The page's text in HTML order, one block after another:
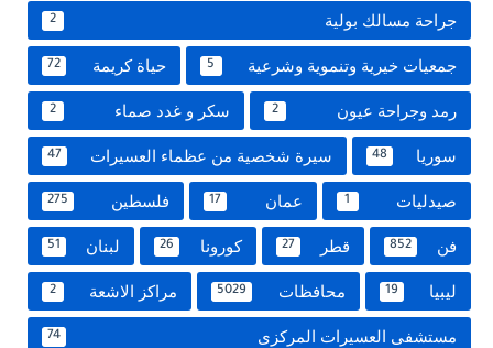
جراحة مسالك بولية 2
جمعيات خيرية وتنموية وشرعية 5 حياة كريمة 72
رمد وجراحة عيون 2 سكر و غدد صماء 2
سوريا 48 سيرة شخصية من عظماء العسيرات 47
صيدليات 1 عمان 17 فلسطين 275
فن 852 قطر 27 كورونا 26 لبنان 51
ليبيا 19 محافظات 5029 مراكز الاشعة 2
مستشفى العسيرات المركزى 74